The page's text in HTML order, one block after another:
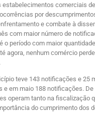
estabelecimentos comerciais
por
e combate à
com maior número de
o período com maior
agora, nenhum comércio
teve 143 notificações e 25
e em maio 188 notificações.
operam tanto na fiscalização
do cumprimento dos